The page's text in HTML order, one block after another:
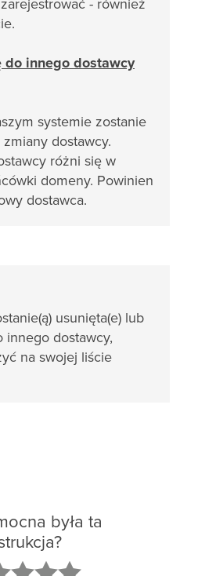
- również
do innego dostawcy
systemie zostanie
dostawcy.
różni się w
domeny. Powinien
dostawca.
usunięta(e) lub
innego dostawcy,
na swojej liście
była ta